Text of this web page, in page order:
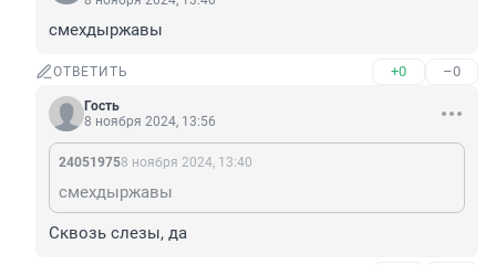
смехдыржавы
ОТВЕТИТЬ +0 –0
Гость
8 ноября 2024, 13:56
240519758 ноября 2024, 13:40
смехдыржавы
Сквозь слезы, да